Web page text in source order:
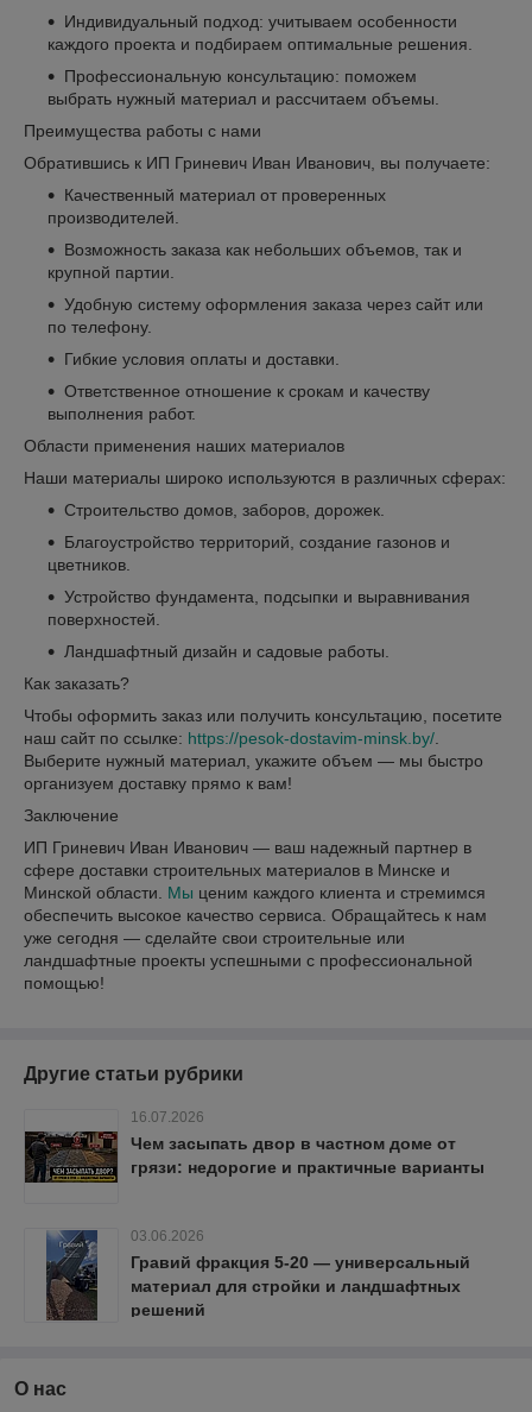
Индивидуальный подход: учитываем особенности
каждого проекта и подбираем оптимальные решения.
Профессиональную консультацию: поможем
выбрать нужный материал и рассчитаем объемы.
Преимущества работы с нами
Обратившись к ИП Гриневич Иван Иванович, вы получаете:
Качественный материал от проверенных
производителей.
Возможность заказа как небольших объемов, так и
крупной партии.
Удобную систему оформления заказа через сайт или
по телефону.
Гибкие условия оплаты и доставки.
Ответственное отношение к срокам и качеству
выполнения работ.
Области применения наших материалов
Наши материалы широко используются в различных сферах:
Строительство домов, заборов, дорожек.
Благоустройство территорий, создание газонов и
цветников.
Устройство фундамента, подсыпки и выравнивания
поверхностей.
Ландшафтный дизайн и садовые работы.
Как заказать?
Чтобы оформить заказ или получить консультацию, посетите
наш сайт по ссылке: https://pesok-dostavim-minsk.by/
Выберите нужный материал, укажите объем — мы быстро
организуем доставку прямо к вам!
Заключение
ИП Гриневич Иван Иванович — ваш надежный партнер в
сфере доставки строительных материалов в Минске и
Минской области. Мы ценим каждого клиента и стремимся
обеспечить высокое качество сервиса. Обращайтесь к нам
уже сегодня — сделайте свои строительные или
ландшафтные проекты успешными с профессиональной
помощью!
Другие статьи рубрики
16.07.2026
Чем засыпать двор в частном доме от
грязи: недорогие и практичные варианты
03.06.2026
Гравий фракция 5-20 — универсальный
материал для стройки и ландшафтных
решений
О нас